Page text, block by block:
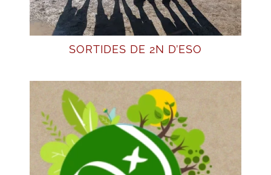
SORTIDES DE 2N D’ESO